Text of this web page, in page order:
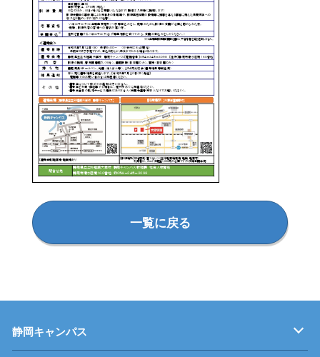
一覧に戻る
静岡キャンパス